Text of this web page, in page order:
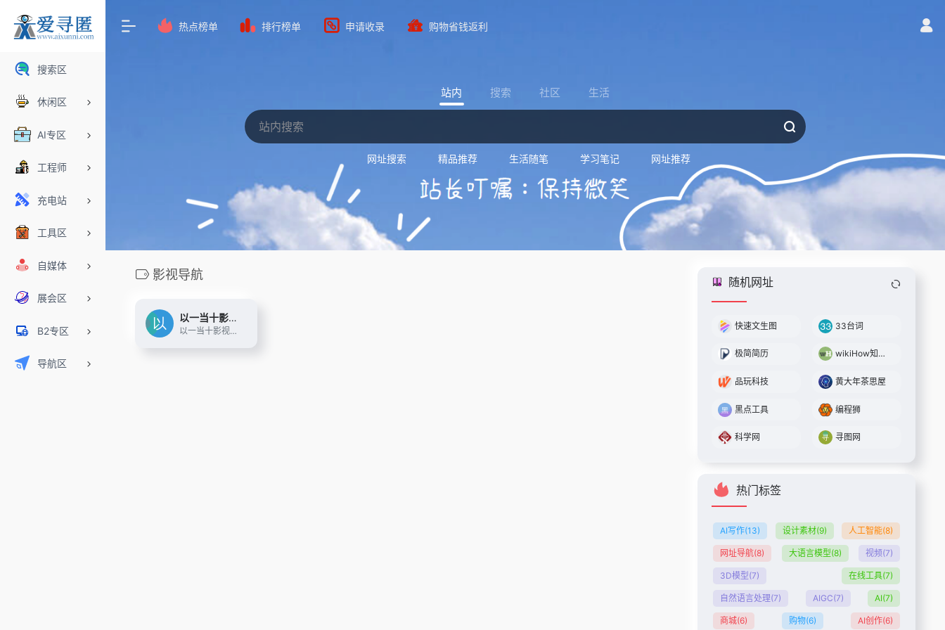
搜索区
休闲区
AI专区
工程师
充电站
工具区
自媒体
展会区
B2专区
导航区
热点榜单 排行榜单 申请收录 购物省钱返利
站内 搜索 社区 生活
网址搜索 精品推荐 生活随笔 学习笔记 网址推荐
影视导航
以一当十影视导航
以一当十影视导航收集整理了全网最优质、最好用的免费电影网站目录、影视APP、电视盒子资源等，让你白嫖追剧看电影再也不用东奔西跑找网站了。
随机网址
快速文生图 33台词
极简简历 wikiHow知识库
品玩科技 黄大年茶思屋
黑点工具 编程狮
科学网 寻图网
热门标签
AI写作(13) 设计素材(9) 人工智能(8)
网址导航(8) 大语言模型(8) 视频(7)
3D模型(7) 在线工具(7)
自然语言处理(7) AIGC(7) AI(7)
商城(6) 购物(6) AI创作(6)